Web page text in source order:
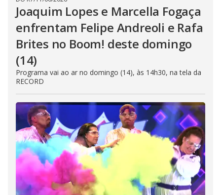
Joaquim Lopes e Marcella Fogaça
enfrentam Felipe Andreoli e Rafa
Brites no Boom! deste domingo
(14)
Programa vai ao ar no domingo (14), às 14h30, na tela da
RECORD